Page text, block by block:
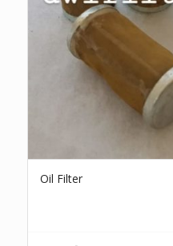
Oil Filter